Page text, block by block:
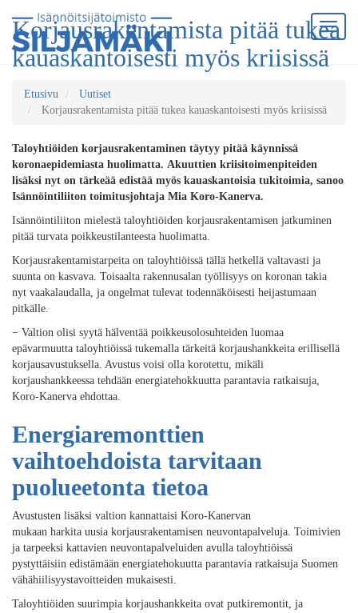
Korjausrakentamista pitää tukea
kauaskantoisesti myös kriisissä
Etusivu
Uutiset
Korjausrakentamista pitää tukea kauaskantoisesti myös kriisissä
Taloyhtiöiden korjausrakentaminen täytyy pitää käynnissä
koronaepidemiasta huolimatta. Akuuttien kriisitoimenpiteiden
lisäksi nyt on tärkeää edistää myös kauaskantoisia tukitoimia, sanoo
Isännöintiliiton toimitusjohtaja Mia Koro-Kanerva.
Isännöintiliiton mielestä taloyhtiöiden korjausrakentamisen jatkuminen
pitää turvata poikkeustilanteesta huolimatta.
Korjausrakentamistarpeita on taloyhtiöissä tällä hetkellä valtavasti ja
suunta on kasvava. Toisaalta rakennusalan työllisyys on koronan takia
nyt vaakalaudalla, ja ongelmat tulevat todennäköisesti heijastumaan
pitkälle.
− Valtion olisi syytä hälventää poikkeusolosuhteiden luomaa
epävarmuutta taloyhtiöissä tukemalla tärkeitä korjaushankkeita erillisellä
korjausavustuksella. Avustus voisi olla korotettu, mikäli
korjaushankkeessa tehdään energiatehokkuutta parantavia ratkaisuja,
Koro-Kanerva ehdottaa.
Energiaremonttien
vaihtoehdoista tarvitaan
puolueetonta tietoa
Avustusten lisäksi valtion kannattaisi Koro-Kanervan
mukaan harkita uusia korjausrakentamisen neuvontapalveluja. Toimivien
ja tarpeeksi kattavien neuvontapalveluiden avulla taloyhtiöissä
pystyttäisiin edistämään energiatehokuutta parantavia ratkaisuja Suomen
vähähiilisyystavoitteiden mukaisesti.
Taloyhtiöiden suurimpia korjaushankkeita ovat putkiremontit, ja